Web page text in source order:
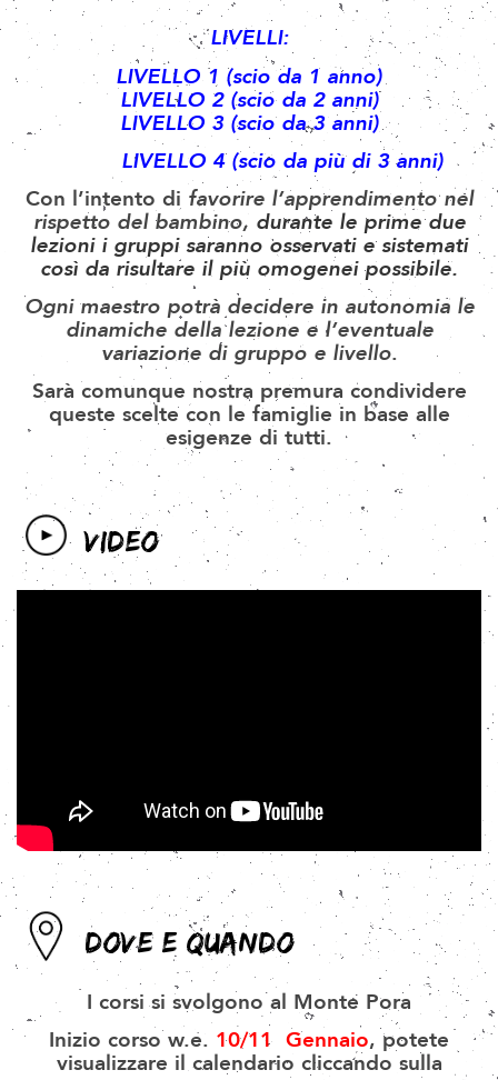
LIVELLI:
LIVELLO 1 (scio da 1 anno)
LIVELLO 2 (scio da 2 anni)
LIVELLO 3 (scio da 3 anni)
LIVELLO 4 (scio da più di 3 anni)
Con l’intento di favorire l’apprendimento nel
rispetto del bambino, durante le prime due
lezioni i gruppi saranno osservati e sistemati
così da risultare il più omogenei possibile.
Ogni maestro potrà decidere in autonomia le
dinamiche della lezione e l’eventuale
variazione di gruppo e livello.
Sarà comunque nostra premura condividere
queste scelte con le famiglie in base alle
esigenze di tutti.
VIDEO
DOVE E QUANDO
I corsi si svolgono al Monte Pora
Inizio corso w.e. 10/11 Gennaio, potete
visualizzare il calendario cliccando sulla